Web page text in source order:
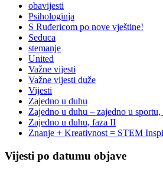
obavijesti
Psihologinja
S Ruđericom po nove vještine!
Seduca
stemanje
United
Važne vijesti
Važne vijesti duže
Vijesti
Zajedno u duhu
Zajedno u duhu – zajedno u
Zajedno u duhu, faza II
Znanje + Kreativnost = STEM
Vijesti po datumu objave